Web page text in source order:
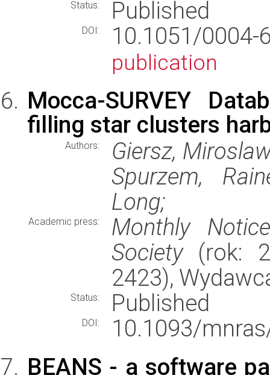
Status: Published
DOI: 10.1051/
publication
Mocca-SURVEY
filling star clusters
Authors:
Giersz,
Spurzem,
Long;
Academic press:
Monthly
Society(rok:
2423),
Status: Published
DOI:
10.1093/
BEANS - a software